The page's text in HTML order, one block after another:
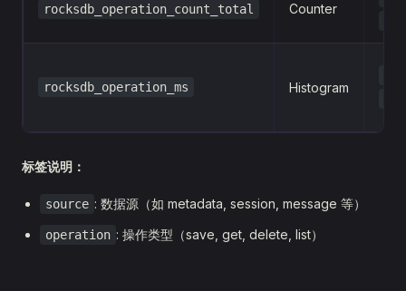
rocksdb_operation_count_total Counter
rocksdb_operation_ms Histogram
标签说明：
source : 数据源（如 metadata, session, message 等）
operation : 操作类型（save, get, delete, list）